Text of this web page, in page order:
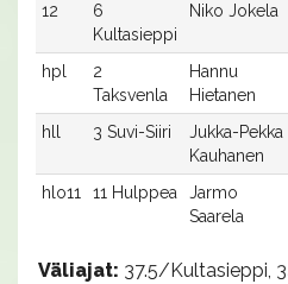
12
6
Kultasieppi
Niko Jokela
hpl
2
Taksvenla
Hannu
Hietanen
hll 3 Suvi-Siiri
Jukka-Pekka
Kauhanen
hlo11 11 Hulppea
Jarmo
Saarela
Väliajat: 37.5/Kultasieppi,